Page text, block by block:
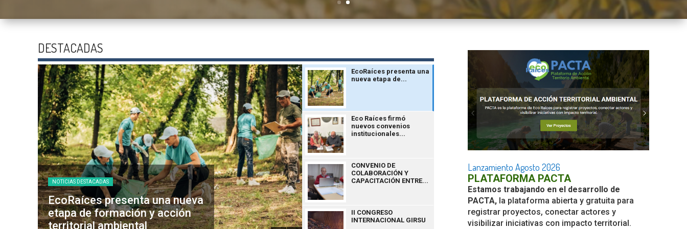
DESTACADAS
NOTICIAS DESTACADAS
EcoRaíces presenta una nueva
etapa de formación y acción
territorial ambiental
Eco Raíces firmó nuevos
convenios institucionales para
fortalecer la educación
ambiental y el desarrollo
sostenible
BUENOS AIRES EN BUENOS AIRES
COLABORACIÓN Y
CAPACITACIÓN
RAÍCES y CONSEJO
PROFESIONAL DE
PARQUE DE
EcoRaíces presenta una
nueva etapa de...
Eco Raíces firmó
nuevos convenios
institucionales...
CONVENIO DE
COLABORACIÓN Y
CAPACITACIÓN ENTRE...
II CONGRESO
INTERNACIONAL GIRSU
Lanzamiento Agosto 2026
PLATAFORMA PACTA
Estamos trabajando en el desarrollo de
PACTA, la plataforma abierta y gratuita para
registrar proyectos, conectar actores y
visibilizar iniciativas con impacto territorial.